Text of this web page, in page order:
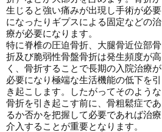
生じると強い痛みが出現し手術が必要
になったりギプスによる固定などの治
療が必要になります。
特に脊椎の圧迫骨折、大腿骨近位部骨
折及び脆弱性骨盤骨折は発生頻度が高
く、骨折することで長期の入院治療が
必要になり極端な生活機能の低下を引
き起こします。したがってそのような
骨折を引き起こす前に、骨粗鬆症であ
るか否かを把握して必要であれば治療
介入することが重要となります。